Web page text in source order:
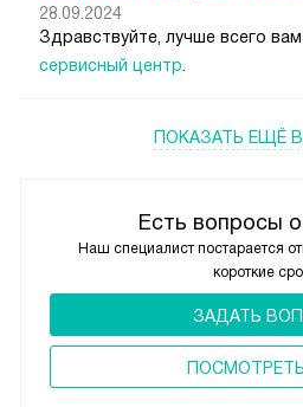
Есть вопросы
Наш специалист постарается
короткие
ЗАДАТЬ
28.09.2024
Здравствуйте, лучше всего
сервисный центр
ПОКАЗАТЬ ЕЩЁ